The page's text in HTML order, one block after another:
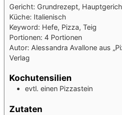
Gericht: Grundrezept,
Küche: Italienisch
Keyword: Hefe, Pizza, Teig
Portionen: 4 Portionen
Autor: Alessandra Avallone aus
Verlag
Kochutensilien
evtl. einen Pizzastein
Zutaten